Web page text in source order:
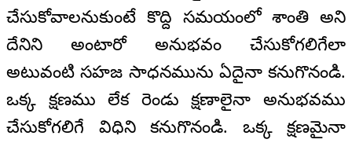
చేసుకోవాలనుకుంటే కొద్ది సమయంలో శాంతి అని
దేనిని అంటారో అనుభవం చేసుకోగలిగేలా
అటువంటి సహజ సాధనమును ఏదైనా కనుగొనండి.
ఒక్క క్షణము లేక రెండు క్షణాలైనా అనుభవము
చేసుకోగలిగే విధిని కనుగొనండి. ఒక్క క్షణమైనా